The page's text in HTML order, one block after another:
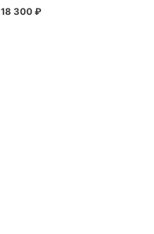
18 300 ₽